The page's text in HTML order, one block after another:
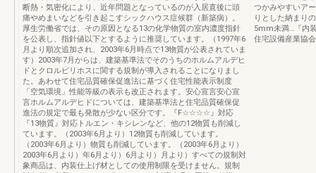
断熱・気密化により、近年問題となっているのが入居直後に頭
痛やめまいなどを引き起こすシックハウス症候群（新築病）。
厚生労働省では、その原因となる13の化学物質の室内濃度指針
を公表し、指針値以下とするように推奨しています。（1997年6
月より順次追加され、2003年6月時点で13物質が公表されていま
す）2003年7月からは、建築基準法でそのうちのホルムアルデヒ
ドとクロルピリホスに関する規制が導入されることになりまし
た。あわせて住宅品質確保促進法に基づく住宅性能表示制度
「空気環境」性能等級の表示も改正されます。安心宣言安心宣
言ホルムアルデヒドについては、建築基準法と住宅品質確保促
進法の規定で最も発散が少ない区分です。『F☆☆☆☆』対応
『13物質』対応トルエン・キシレンなど、他の12物質も削減し
ています。（2003年6月より）12物質も削減しています。
（2003年6月より）物質も削減しています。（2003年6月より）
2003年6月より）年6月より）6月より）月より）すべての規制対
象商品は、内装仕上げ材としての使用制限を受けません。規制
つかみやすいア
りとした納まり
5mm未満…『内
住宅設備産業協